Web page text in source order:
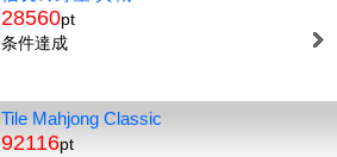
28560pt
条件達成
Tile Mahjong Classic
92116pt